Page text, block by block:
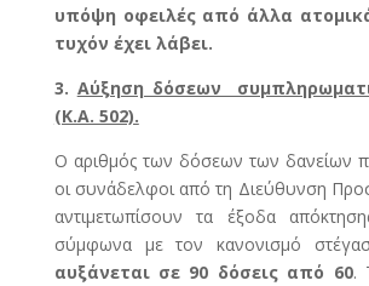
υπόψη οφειλές από άλλα
τυχόν έχει λάβει.
3. Αύξηση δόσεων
(Κ.Α. 502).
Ο αριθμός των δόσεων των δανείων
οι συνάδελφοι από τη Διεύθυνση
αντιμετωπίσουν τα έξοδα
σύμφωνα με τον κανονισμό
αυξάνεται σε 90 δόσεις από 60.